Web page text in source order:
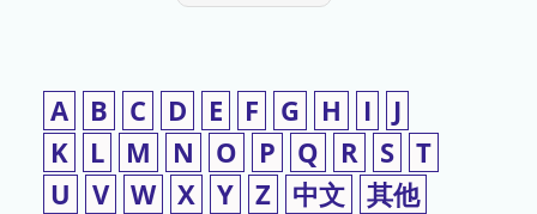
A B C D E F G H I
J
K
L M N O P Q R S T
U
V W X Y Z 中文 其他